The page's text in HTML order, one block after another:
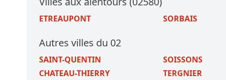
ETREAUPONT SORBAIS
Autres villes du 02
SAINT-QUENTIN SOISSONS
CHATEAU-THIERRY
TERGNIER